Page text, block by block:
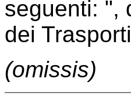
seguenti: ",
dei
(omissis)